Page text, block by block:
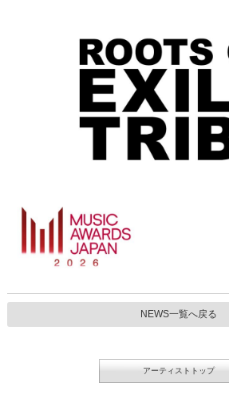
NEWS一覧へ戻る
アーティストトップ